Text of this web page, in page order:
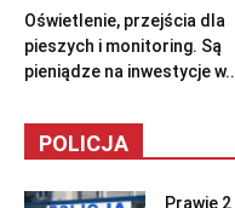
Oświetlenie, przejścia dla
pieszych i monitoring. Są
pieniądze na inwestycje
POLICJA
Prawie